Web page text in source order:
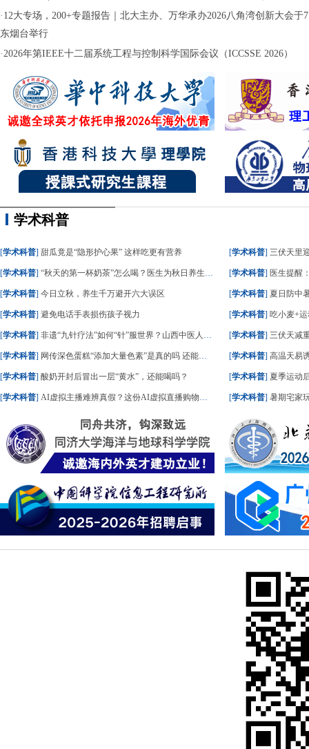
· 12大专场，200+专题报告｜北大主办、万华承办2026八角湾创新大会于
东烟台举行
·2026年第IEEE十二届系统工程与控制科学国际会议（ICCSSE 2026）
学术科普
[学术科普] 甜瓜竟是“隐形护心果” 这样吃更有营养
[学术科普] “秋天的第一杯奶茶”怎么喝？医生为秋日养生饮食划重点
[学术科普] 今日立秋，养生千万避开六大误区
[学术科普] 避免电话手表损伤孩子视力
[学术科普] 非遗“九针疗法”如何“针”服世界？山西中医人这样答
[学术科普] 网传深色蛋糕“添加大量色素”是真的吗 还能不能吃？
[学术科普] 酸奶开封后冒出一层“黄水”，还能喝吗？
[学术科普] AI虚拟主播难辨真假？这份AI虚拟直播购物指南请收好
[学术科普] 三伏天里
[学术科普] 医生提醒
[学术科普] 夏日防中
[学术科普] 吃小麦+
[学术科普] 三伏天减重
[学术科普] 高温天易
[学术科普] 夏季运动
[学术科普] 暑期宅家玩